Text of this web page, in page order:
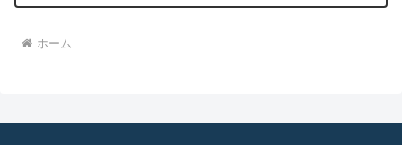
ホーム